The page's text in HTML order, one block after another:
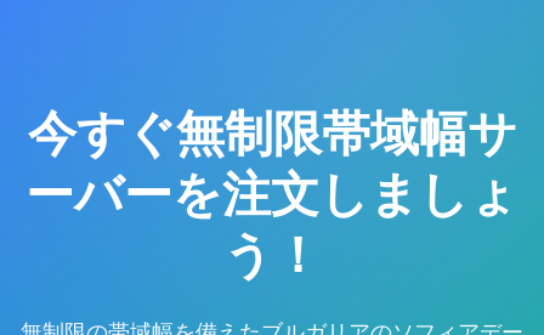
今すぐ無制限帯域幅サ
ーバーを注文しましょ
う！